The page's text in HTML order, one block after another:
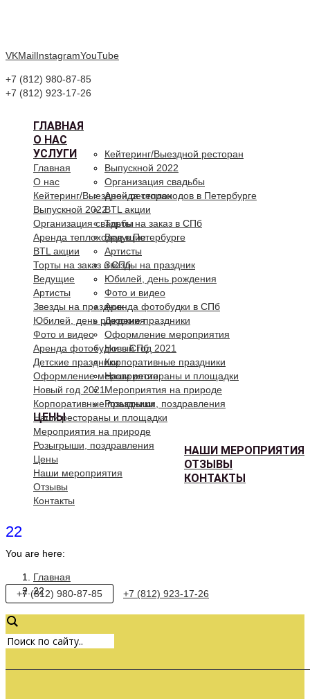
VKMailInstagramYouTube
+7 (812) 980-87-85
+7 (812) 923-17-26
ГЛАВНАЯ
О НАС
УСЛУГИ
Кейтеринг/Выездной ресторан
Выпускной 2022
Организация свадьбы
Аренда теплоходов в Петербурге
BTL акции
Торты на заказ в СПб
Ведущие
Артисты
Звезды на праздник
Юбилей, день рождения
Фото и видео
Аренда фотобудки в СПб
Детские праздники
Оформление мероприятия
Новый год 2021
Корпоративные праздники
Наши рестораны и площадки
Мероприятия на природе
Розыгрыши, поздравления
ЦЕНЫ
НАШИ МЕРОПРИЯТИЯ
ОТЗЫВЫ
КОНТАКТЫ
Главная
О нас
Кейтеринг/Выездной ресторан
Выпускной 2022
Организация свадьбы
Аренда теплоходов в Петербурге
BTL акции
Торты на заказ в СПб
Ведущие
Артисты
Звезды на праздник
Юбилей, день рождения
Фото и видео
Аренда фотобудки в СПб
Детские праздники
Оформление мероприятия
Новый год 2021
Корпоративные праздники
Наши рестораны и площадки
Мероприятия на природе
Розыгрыши, поздравления
Цены
Наши мероприятия
Отзывы
Контакты
22
You are here:
Главная
22
+7 (812) 980-87-85 +7 (812) 923-17-26